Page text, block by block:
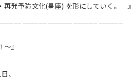
再発予防文化(星座) を形にしていく。
』
、